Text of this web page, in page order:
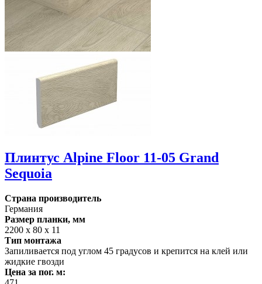
Плинтус Alpine Floor 11-05 Grand
Sequoia
Страна производитель
Германия
Размер планки, мм
2200 х 80 х 11
Тип монтажа
Запиливается под углом 45 градусов и крепится на клей или
жидкие гвозди
Цена за пог. м: